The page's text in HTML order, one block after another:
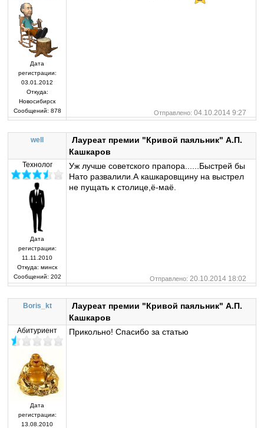
Дата
регистрации:
03.01.2012
Откуда:
Новосибирск
Сообщений: 878 Отправлено: 04.10.2014 9:27
well
Лауреат премии "Кривой паяльник" А.П.
Кашкаров
Технолог
Дата
регистрации:
11.11.2010
Откуда: минск
Сообщений: 202
Уж лучше советского прапора......Быстрей бы
Нато развалили.А кашкаровщину на выстрел
не пущать к столице,ё-маё.
Отправлено: 20.10.2014 18:02
Boris_kt
Лауреат премии "Кривой паяльник" А.П.
Кашкаров
Абитуриент
Дата
регистрации:
13.08.2010
Прикольно! Спасибо за статью